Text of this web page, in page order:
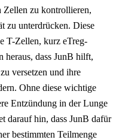
Zellen zu kontrollieren,
zu unterdrücken. Diese
T-Zellen, kurz eTreg-
heraus, dass JunB hilft,
versetzen und ihre
Ohne diese wichtige
Entzündung in der Lunge
darauf hin, dass JunB dafür
bestimmten Teilmenge